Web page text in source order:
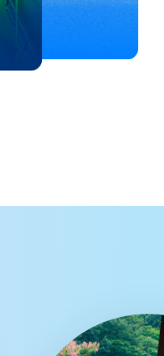
!
벅이 여행자 주목🚶
양 1박 2일 코스
제의 숨결을 따라,
여에서 만나는 여름
프>, <동궁> 여운 따라🎬
속 있게 떠나는 해남 여행
컬 감성 수집!
국 로컬 기념품숍 3곳⭐
리말이 더 재미있어지는
종 한글 여행
길부터 천년 고찰까지!
음에 쉼을 더하는 부안
벅이 여행자 주목🚶
양 1박 2일 코스
제의 숨결을 따라,
여에서 만나는 여름